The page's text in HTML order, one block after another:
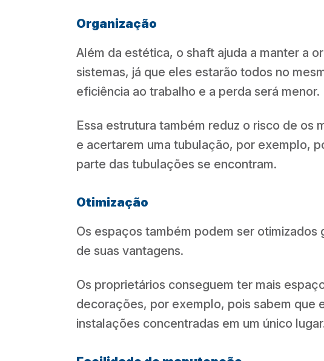
Organização
Além da estética, o shaft ajuda a manter a
sistemas, já que eles estarão todos no
eficiência ao trabalho e a perda será menor.
Essa estrutura também reduz o risco de os
e acertarem uma tubulação, por exemplo,
parte das tubulações se encontram.
Otimização
Os espaços também podem ser otimizados
de suas vantagens.
Os proprietários conseguem ter mais
decorações, por exemplo, pois sabem que
instalações concentradas em um único